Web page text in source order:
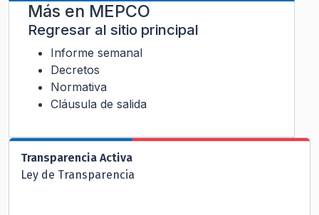
Más en MEPCO
Regresar al sitio principal
Informe semanal
Decretos
Normativa
Cláusula de salida
Transparencia Activa
Ley de Transparencia